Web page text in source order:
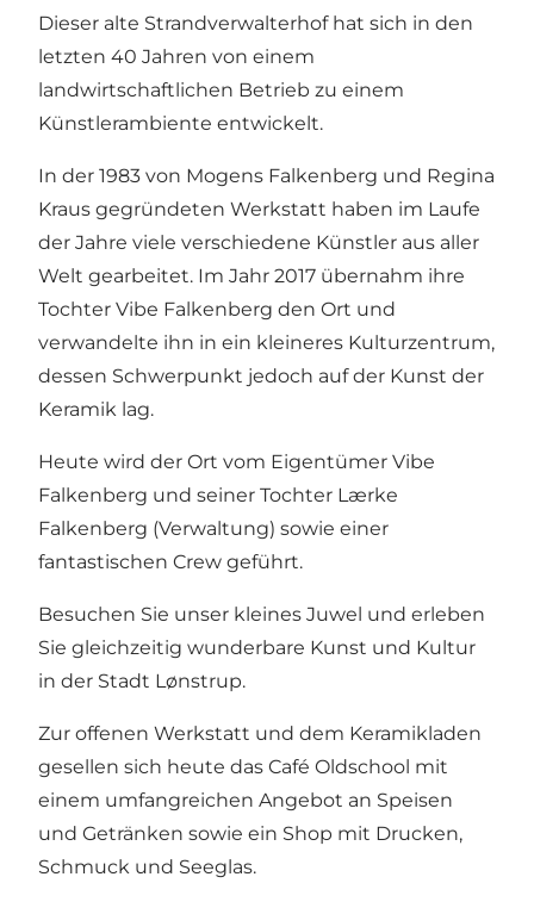
Dieser alte Strandverwalterhof hat sich in den
letzten 40 Jahren von einem
landwirtschaftlichen Betrieb zu einem
Künstlerambiente entwickelt.
In der 1983 von Mogens Falkenberg und Regina
Kraus gegründeten Werkstatt haben im Laufe
der Jahre viele verschiedene Künstler aus aller
Welt gearbeitet. Im Jahr 2017 übernahm ihre
Tochter Vibe Falkenberg den Ort und
verwandelte ihn in ein kleineres Kulturzentrum,
dessen Schwerpunkt jedoch auf der Kunst der
Keramik lag.
Heute wird der Ort vom Eigentümer Vibe
Falkenberg und seiner Tochter Lærke
Falkenberg (Verwaltung) sowie einer
fantastischen Crew geführt.
Besuchen Sie unser kleines Juwel und erleben
Sie gleichzeitig wunderbare Kunst und Kultur
in der Stadt Lønstrup.
Zur offenen Werkstatt und dem Keramikladen
gesellen sich heute das Café Oldschool mit
einem umfangreichen Angebot an Speisen
und Getränken sowie ein Shop mit Drucken,
Schmuck und Seeglas.